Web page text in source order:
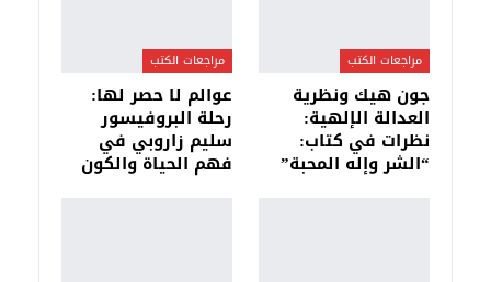
مراجعات الكتب
جون هيك ونظرية
العدالة الإلهية:
نظرات في كتاب:
“الشر وإله المحبة”
مراجعات الكتب
عوالم لا حصر لها:
رحلة البروفيسور
سليم زاروبي في
فهم الحياة والكون